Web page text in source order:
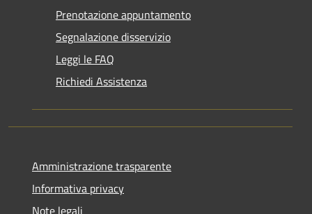
Prenotazione appuntamento
Segnalazione disservizio
Leggi le FAQ
Richiedi Assistenza
Amministrazione trasparente
Informativa privacy
Note legali